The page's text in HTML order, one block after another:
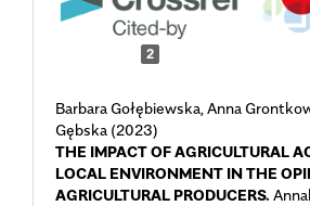
2
Barbara Gołębiewska, Anna
Gębska (2023)
THE IMPACT OF AGRICULTURAL
LOCAL ENVIRONMENT IN THE
AGRICULTURAL PRODUCERS.